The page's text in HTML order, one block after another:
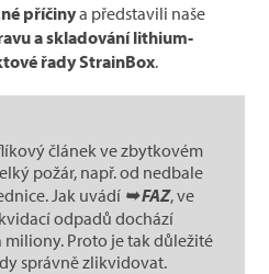
příčinya představili naše
a skladování lithium-
řady StrainBox.
článek ve zbytkovém
požár, např. od nedbale
Jak uvádí ➥ FAZ, ve
odpadů dochází
Proto je tak důležité
správně zlikvidovat.